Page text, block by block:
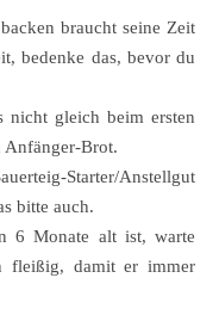
braucht seine Zeit
bedenke das, bevor du
nicht gleich beim ersten
Brot.
Starter/Anstellgut
bitte auch.
6 Monate alt ist, warte
fleißig, damit er immer